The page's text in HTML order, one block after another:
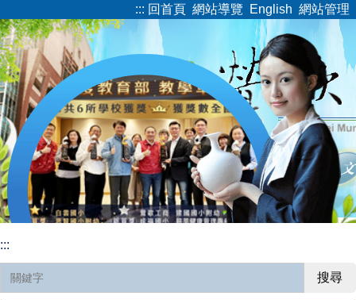
到
主
要
內
容
區
::: 回首頁 網站導覽 English 網站管理
:::
搜尋